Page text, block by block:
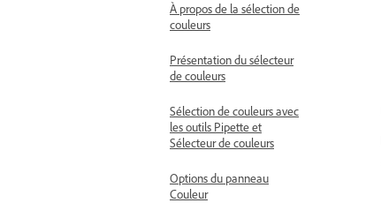
À propos de la sélection de
couleurs
Présentation du sélecteur
de couleurs
Sélection de couleurs avec
les outils Pipette et
Sélecteur de couleurs
Options du panneau
Couleur